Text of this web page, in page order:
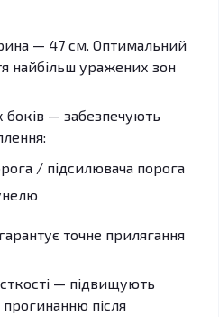
— 47 см. Оптимальний
найбільш уражених зон
боків — забезпечують
/ підсилювача порога
точне прилягання
— підвищують
прогинанню після